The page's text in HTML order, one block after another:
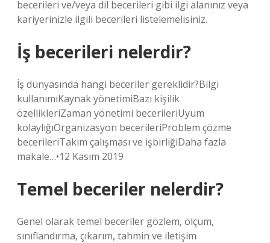
becerileri ve/veya dil becerileri gibi ilgi alanınız veya
kariyerinizle ilgili becerileri listelemelisiniz.
İş becerileri nelerdir?
İş dünyasında hangi beceriler gereklidir?Bilgi
kullanımıKaynak yönetimiBazı kişilik
özellikleriZaman yönetimi becerileriUyum
kolaylığıOrganizasyon becerileriProblem çözme
becerileriTakım çalışması ve işbirliğiDaha fazla
makale…•12 Kasım 2019
Temel beceriler nelerdir?
Genel olarak temel beceriler gözlem, ölçüm,
sınıflandırma, çıkarım, tahmin ve iletişim